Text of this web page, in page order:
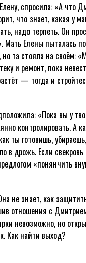
спросила: «А что
что знает, какая у
надо терпеть. Он
Мать Елены пыталась
но та стояла на своём:
и ремонт, пока
— тогда и
«Пока вы у
контролировать. А
ты готовишь,
в дрожь. Если
«понянчить
не знает, как
отношения с
невозможно, но
Как найти выход?